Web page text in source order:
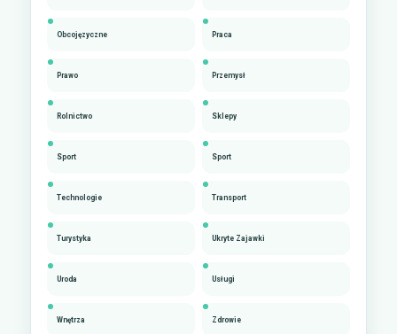
Obcojęzyczne Praca
Prawo Przemysł
Rolnictwo Sklepy
Sport Sport
Technologie Transport
Turystyka Ukryte Zajawki
Uroda Usługi
Wnętrza Zdrowie